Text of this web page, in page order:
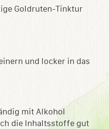
Goldruten-Tinktur
und locker in das
mit Alkohol
die Inhaltsstoffe gut